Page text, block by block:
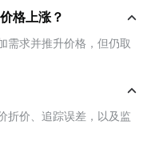
括：
券商帐户即可投资。
格上涨？
需求并推升价格，但仍取
折价、追踪误差，以及监